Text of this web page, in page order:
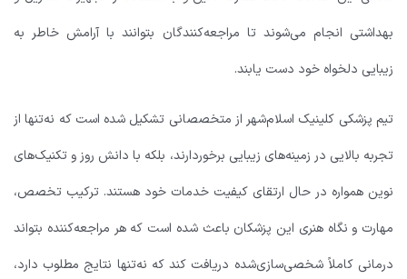
بهداشتی انجام می‌شوند تا مراجعه‌کنندگان بتوانند با آرامش خاطر به
زیبایی دلخواه خود دست یابند.
تیم پزشکی کلینیک اسلام‌شهر از متخصصانی تشکیل شده است که نه‌تنها از
تجربه بالایی در زمینه‌های زیبایی برخوردارند، بلکه با دانش روز و تکنیک‌های
نوین همواره در حال ارتقای کیفیت خدمات خود هستند. ترکیب تخصص،
مهارت و نگاه هنری این پزشکان باعث شده است که هر مراجعه‌کننده بتواند
درمانی کاملاً شخصی‌سازی‌شده دریافت کند که نه‌تنها نتایج مطلوب دارد،